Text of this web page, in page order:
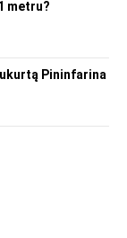
metru?
Pininfarina